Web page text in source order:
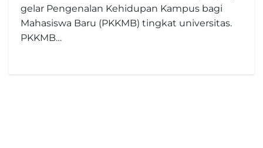
gelar Pengenalan Kehidupan Kampus bagi
Mahasiswa Baru (PKKMB) tingkat universitas.
PKKMB…